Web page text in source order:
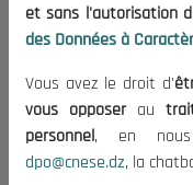
Organisation
Publications
Appels d'offres
Mentions Légales
et sans l'autorisation
des Données à
Vous avez le droit d'
vous opposerau
personnel, en nous
dpo@cnese.dz, la